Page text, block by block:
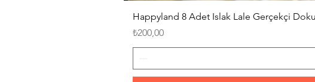
Happyland 8 Adet Islak Lale Gerçekçi
Fiyat
₺200,00